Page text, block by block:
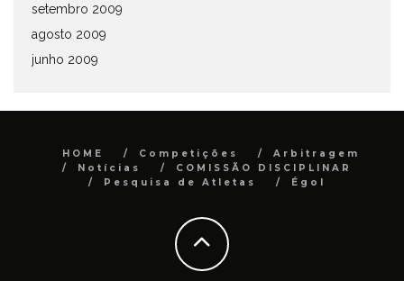
setembro 2009
agosto 2009
junho 2009
HOME Competições
Arbitragem
Notícias
COMISSÃO DISCIPLINAR
Pesquisa de Atletas
Égol